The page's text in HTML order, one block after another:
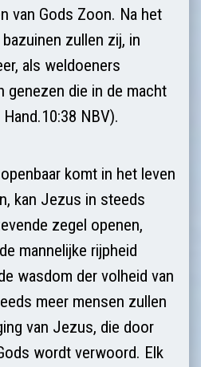
van Gods Zoon. Na het
zullen zij, in
als weldoeners
genezen die in de macht
NBV).
komt in het leven
kan Jezus in steeds
zegel openen,
mannelijke rijpheid
wasdom der volheid van
meer mensen zullen
van Jezus, die door
wordt verwoord. Elk